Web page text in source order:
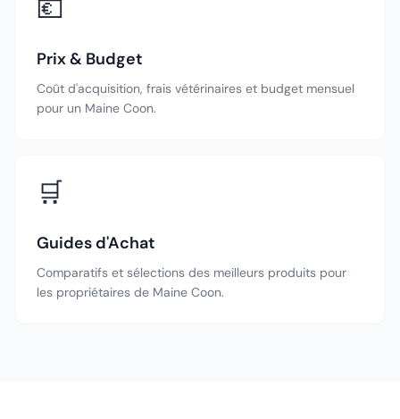
💶
Prix & Budget
Coût d'acquisition, frais vétérinaires et budget mensuel
pour un Maine Coon.
🛒
Guides d'Achat
Comparatifs et sélections des meilleurs produits pour
les propriétaires de Maine Coon.